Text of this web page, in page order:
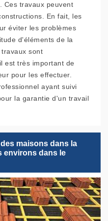
Ces travaux peuvent
En fait, les
éviter les problèmes
d'éléments de la
sont
est très important de
pour les effectuer.
ayant suivi
la garantie d'un travail
maisons dans la
environs dans le